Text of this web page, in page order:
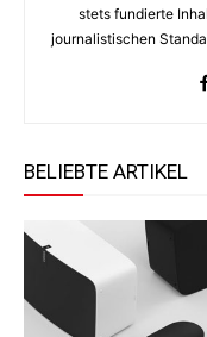
stets fundierte
journalistischen
BELIEBTE ARTIKEL